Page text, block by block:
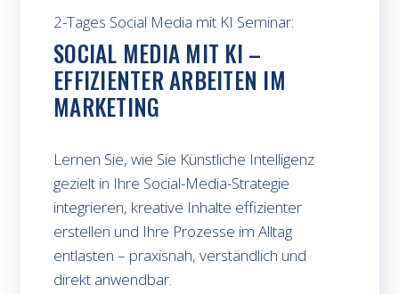
2-Tages Social Media mit KI Seminar:
SOCIAL MEDIA MIT KI –
EFFIZIENTER ARBEITEN IM
MARKETING
Lernen Sie, wie Sie Künstliche Intelligenz
gezielt in Ihre Social-Media-Strategie
integrieren, kreative Inhalte effizienter
erstellen und Ihre Prozesse im Alltag
entlasten – praxisnah, verständlich und
direkt anwendbar.